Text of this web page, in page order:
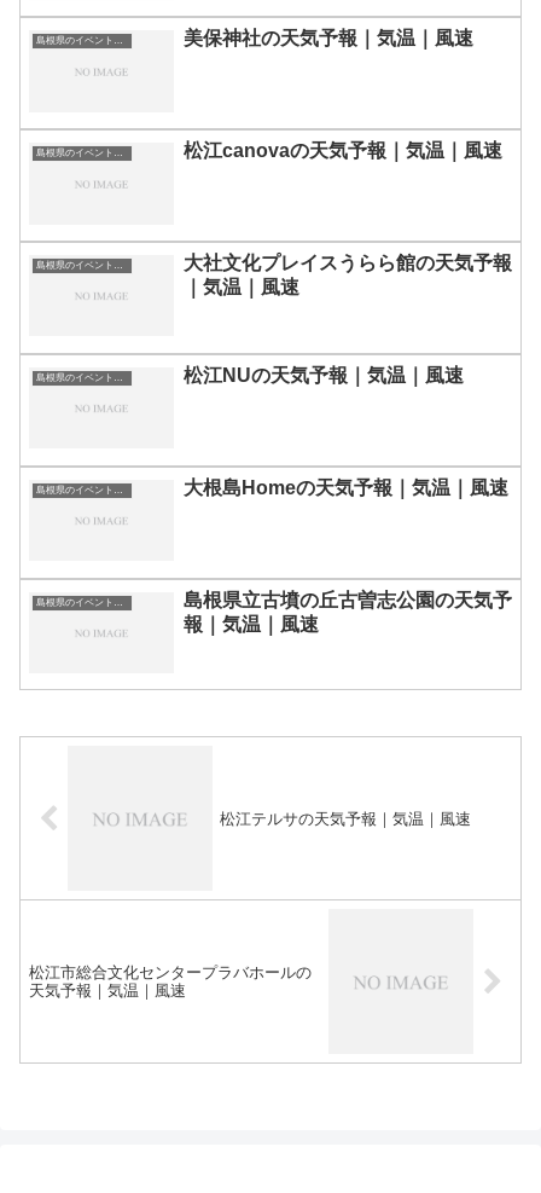
島根県のイベント会場一覧 美保神社の天気予報｜気温｜風速
島根県のイベント会場一覧 松江canovaの天気予報｜気温｜風速
島根県のイベント会場一覧
大社文化プレイスうらら館の天気予報
｜気温｜風速
松江NUの天気予報｜気温｜風速
大根島Homeの天気予報｜気温｜風速
島根県立古墳の丘古曽志公園の天気予
報｜気温｜風速
松江テルサの天気予報｜気温｜風速
松江市総合文化センタープラバホールの
天気予報｜気温｜風速